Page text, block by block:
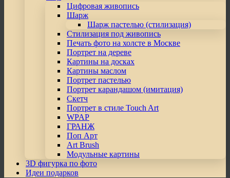
Цифровая живопись
Шарж
Шарж пастелью (стилизация)
Стилизация под живопись
Печать фото на холсте в Москве
Портрет на дереве
Картины на досках
Картины маслом
Портрет пастелью
Портрет карандашом (имитация)
Скетч
Портрет в стиле Touch Art
WPAP
ГРАНЖ
Поп Арт
Art Brush
Модульные картины
3D фигурка по фото
Идеи подарков